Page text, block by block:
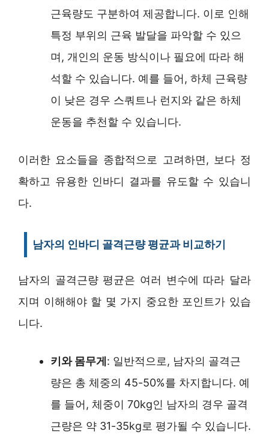
근육량도 구분하여 제공합니다. 이로 인해
특정 부위의 근육 발달을 파악할 수 있으
며, 개인의 운동 방식이나 필요에 따라 해
석할 수 있습니다. 예를 들어, 하체 근육량
이 낮은 경우 스쿼트나 런지와 같은 하체
운동을 추천할 수 있습니다.
이러한 요소들을 종합적으로 고려하면, 보다 정
확하고 유용한 인바디 결과를 유도할 수 있습니
다.
남자의 인바디 골격근량 평균과 비교하기
남자의 골격근량 평균은 여러 변수에 따라 달라
지며 이해해야 할 몇 가지 중요한 포인트가 있습
니다.
키와 몸무게: 일반적으로, 남자의 골격근
량은 총 체중의 45-50%를 차지합니다. 예
를 들어, 체중이 70kg인 남자의 경우 골격
근량은 약 31-35kg로 평가될 수 있습니다.